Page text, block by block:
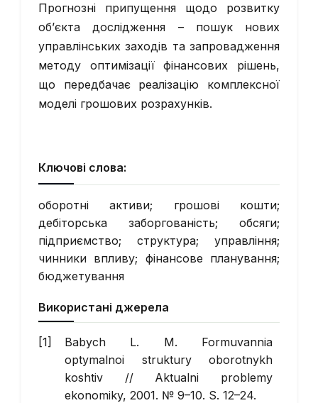
Прогнозні припущення щодо розвитку
об’єкта дослідження – пошук нових
управлінських заходів та запровадження
методу оптимізації фінансових рішень,
що передбачає реалізацію комплексної
моделі грошових розрахунків.
Ключові слова:
оборотні активи; грошові кошти;
дебіторська заборгованість; обсяги;
підприємство; структура; управління;
чинники впливу; фінансове планування;
бюджетування
Використані джерела
Babych L. M. Formuvannia
optymalnoi struktury oborotnykh
koshtiv // Aktualni problemy
ekonomiky, 2001. № 9–10. S. 12–24.